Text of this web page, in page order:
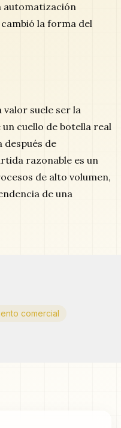
automatización
la forma del
suele ser la
un cuello de botella real
después de
razonable es un
de alto volumen,
de una
comercial